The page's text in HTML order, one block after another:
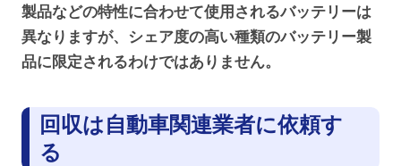
製品などの特性に合わせて使用されるバッテリーは
異なりますが、シェア度の高い種類のバッテリー製
品に限定されるわけではありません。
回収は自動車関連業者に依頼す
る